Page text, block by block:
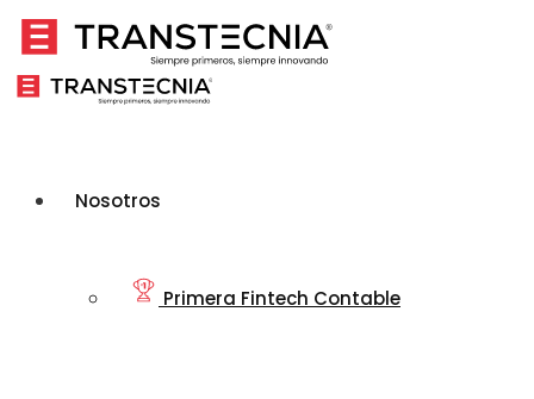
Nosotros
Primera Fintech Contable